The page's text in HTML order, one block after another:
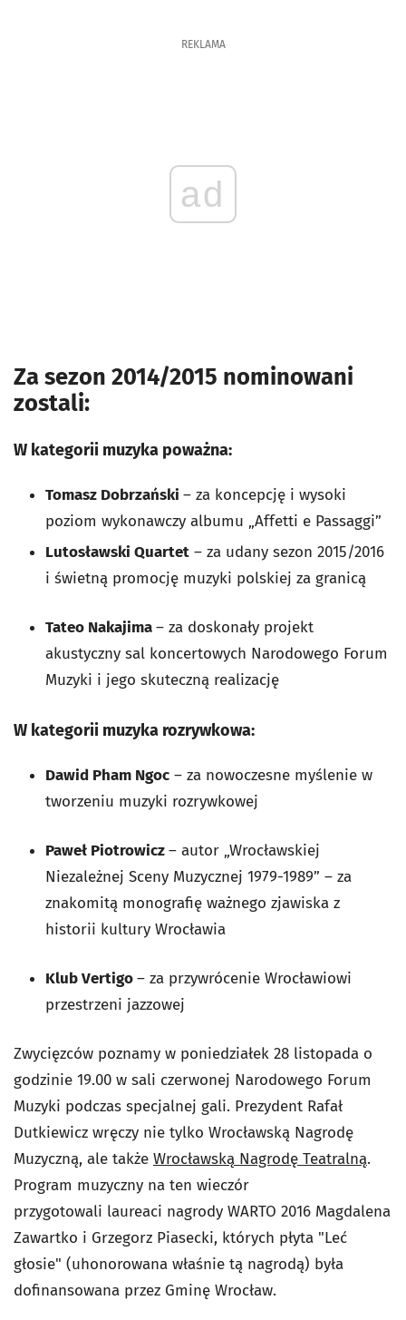
REKLAMA
ad
Za sezon 2014/2015 nominowani
zostali:
W kategorii muzyka poważna:
Tomasz Dobrzański – za koncepcję i wysoki
poziom wykonawczy albumu „Affetti e Passaggi”
Lutosławski Quartet – za udany sezon 2015/2016
i świetną promocję muzyki polskiej za granicą
Tateo Nakajima– za doskonały projekt
akustyczny sal koncertowych Narodowego Forum
Muzyki i jego skuteczną realizację
W kategorii muzyka rozrywkowa:
Dawid Pham Ngoc – za nowoczesne myślenie w
tworzeniu muzyki rozrywkowej
Paweł Piotrowicz– autor „Wrocławskiej
Niezależnej Sceny Muzycznej 1979-1989” – za
znakomitą monografię ważnego zjawiska z
historii kultury Wrocławia
Klub Vertigo– za przywrócenie Wrocławiowi
przestrzeni jazzowej
Zwycięzców poznamy w poniedziałek 28 listopada o
godzinie 19.00 w sali czerwonej Narodowego Forum
Muzyki podczas specjalnej gali. Prezydent Rafał
Dutkiewicz wręczy nie tylko Wrocławską Nagrodę
Muzyczną, ale także Wrocławską Nagrodę Teatralną.
Program muzyczny na ten wieczór
przygotowali laureaci nagrody WARTO 2016 Magdalena
Zawartko i Grzegorz Piasecki, których płyta "Leć
głosie" (uhonorowana właśnie tą nagrodą) była
dofinansowana przez Gminę Wrocław.